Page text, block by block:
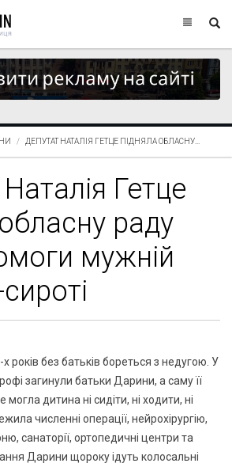
ДЕПУТАТ НАТАЛІЯ ГЕТЦЕ ПІДНЯЛА ОБЛАСНУ...
Гетце
раду
мужній
років без батьків бореться з недугою. У
загинули батьки Дарини, а саму її
дитина ні сидіти, ні ходити, ні
численні операції, нейрохірургію,
санаторії, ортопедичні центри та
Дарини щороку ідуть колосальні